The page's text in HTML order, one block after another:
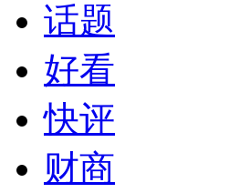
话题
好看
快评
财商